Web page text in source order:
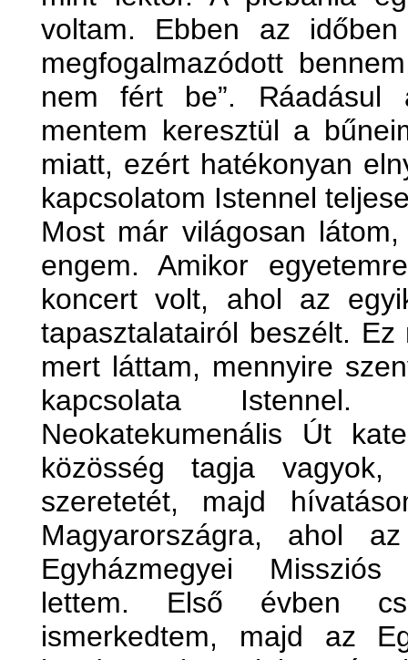
voltam. Ebben az
megfogalmazódott
nem fért be”. Ráadásul
mentem keresztül a
miatt, ezért hatékonyan
kapcsolatom Istennel
Most már világosan
engem. Amikor
koncert volt, ahol az
tapasztalatairól beszélt.
mert láttam, mennyire
kapcsolata
Neokatekumenális Út
közösség tagja
szeretetét, majd
Magyarországra, ahol
Egyházmegyei
lettem. Első évben
ismerkedtem, majd az